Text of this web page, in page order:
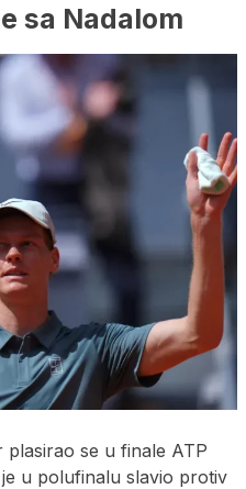
sa Nadalom
plasirao se u finale ATP
u polufinalu slavio protiv